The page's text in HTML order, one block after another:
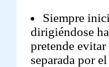
Siempre
dirigiéndose
pretende
separada por